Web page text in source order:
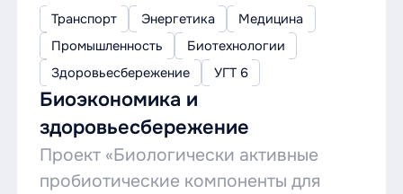
Транспорт Энергетика
Медицина
Промышленность
Биотехнологии
Здоровьесбережение
УГТ 6
Биоэкономика и
здоровьесбережение
Проект «Биологически активные
пробиотические компоненты для